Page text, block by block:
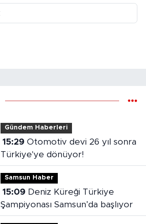
Gündem Haberleri
15:29Otomotiv devi 26 yıl sonra
Türkiye'ye dönüyor!
Samsun Haber
15:09Deniz Küreği Türkiye
Şampiyonası Samsun’da başlıyor